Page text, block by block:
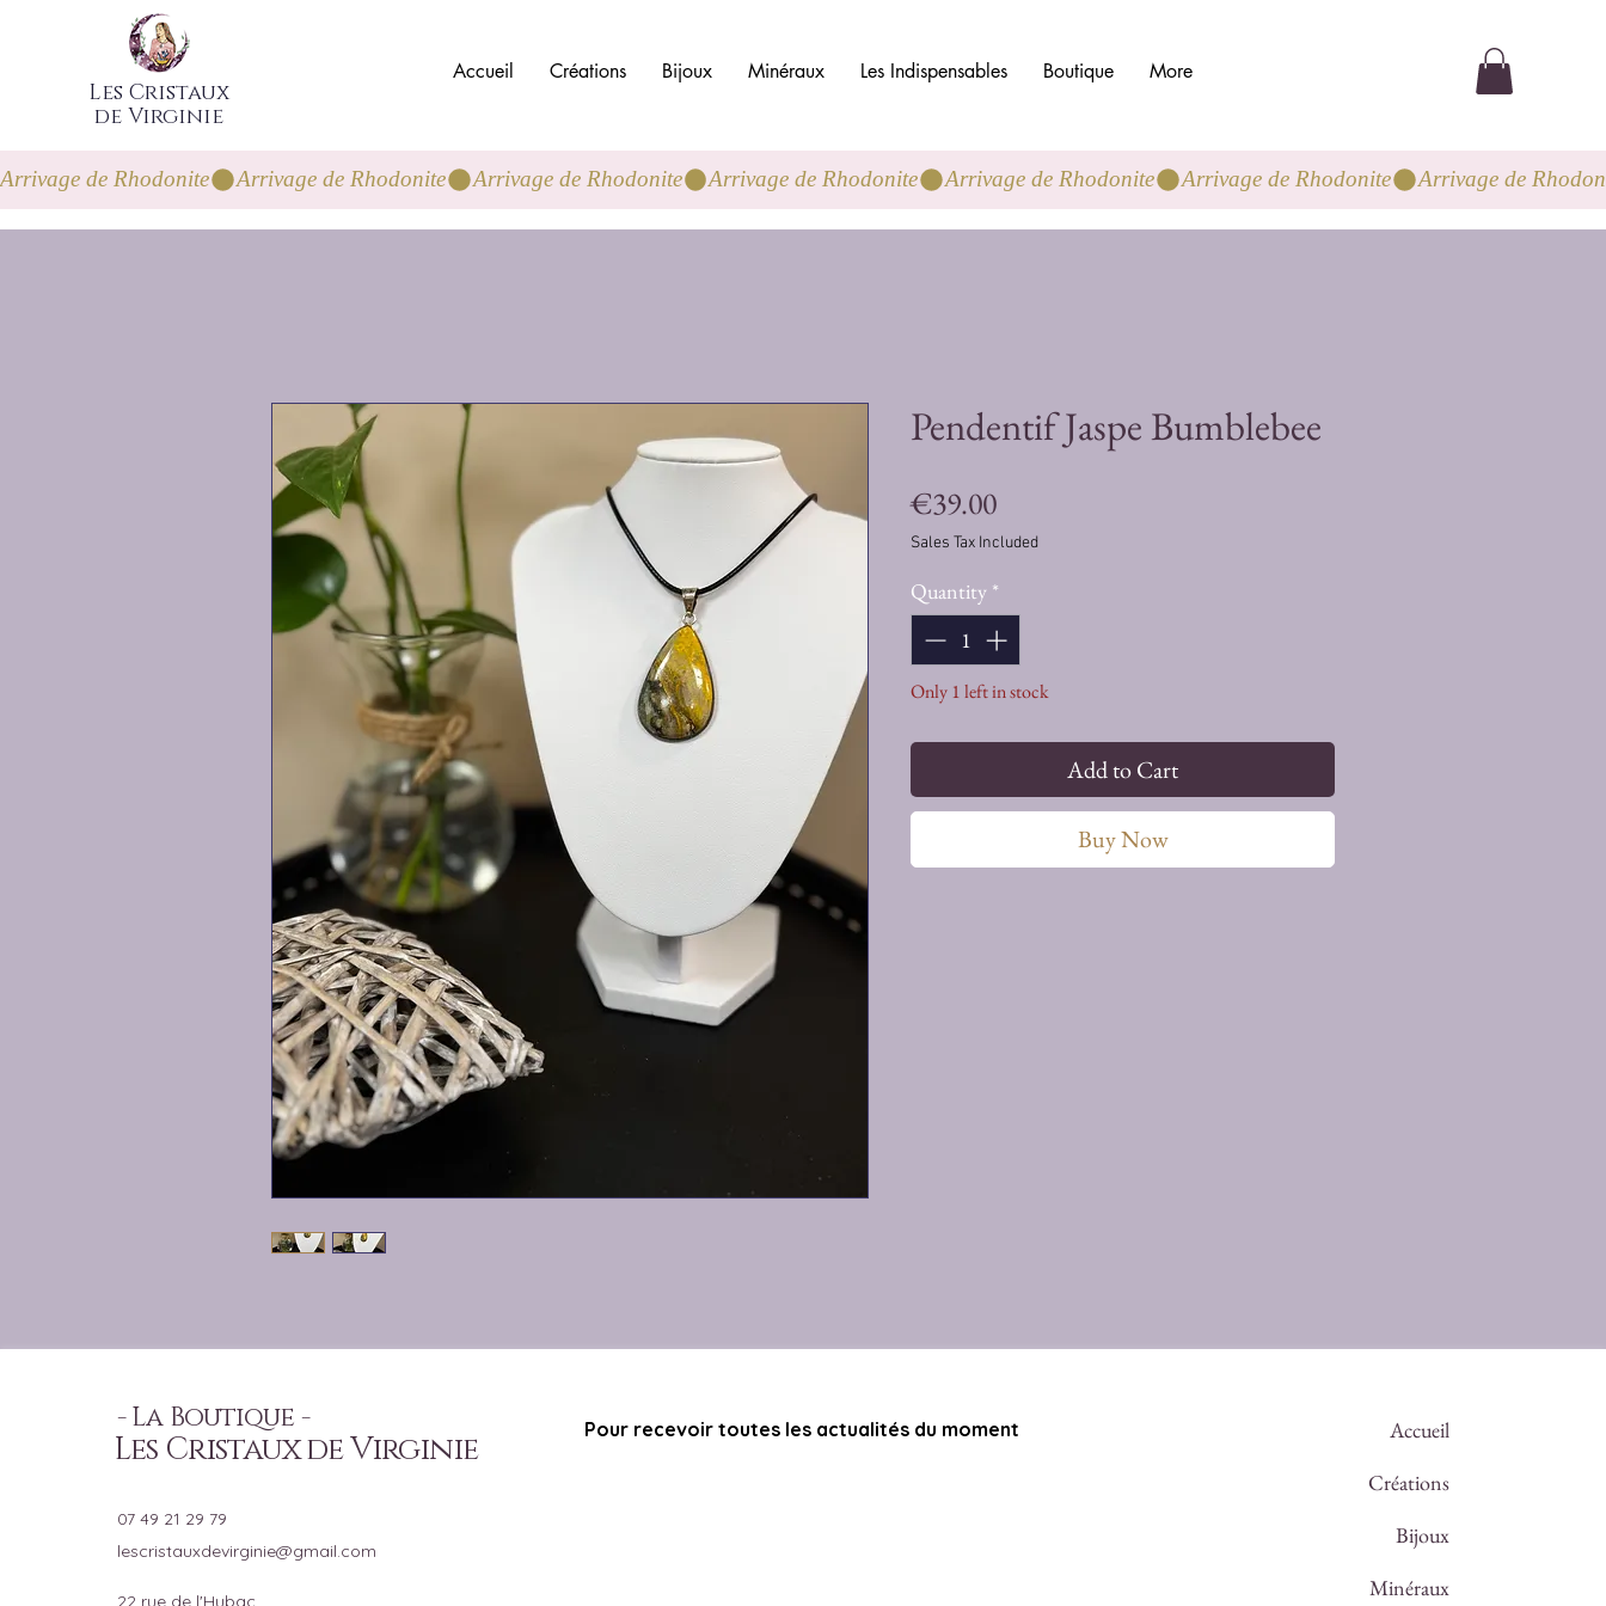
Les Cristaux
de Virginie
Accueil Créations Bijoux Minéraux Les Indispensables Boutique More
Arrivage de Rhodonite
Pendentif Jaspe Bumblebee
€39.00Price
Sales Tax Included
Quantity *
Only 1 left in stock
Add to Cart
Buy Now
- La Boutique -
Les Cristaux de Virginie
07 49 21 29 79
lescristauxdevirginie@gmail.com
Pour recevoir toutes les actualités du moment
Accueil
Créations
Bijoux
Minéraux